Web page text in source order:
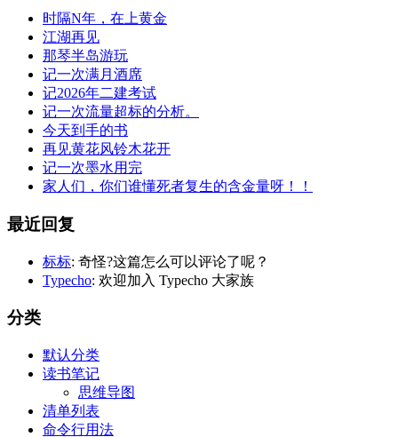
时隔N年，在上黄金
江湖再见
那琴半岛游玩
记一次满月酒席
记2026年二建考试
记一次流量超标的分析。
今天到手的书
再见黄花风铃木花开
记一次墨水用完
家人们，你们谁懂死者复生的含金量呀！！
最近回复
标标: 奇怪?这篇怎么可以评论了呢？
Typecho: 欢迎加入 Typecho 大家族
分类
默认分类
读书笔记
思维导图
清单列表
命令行用法